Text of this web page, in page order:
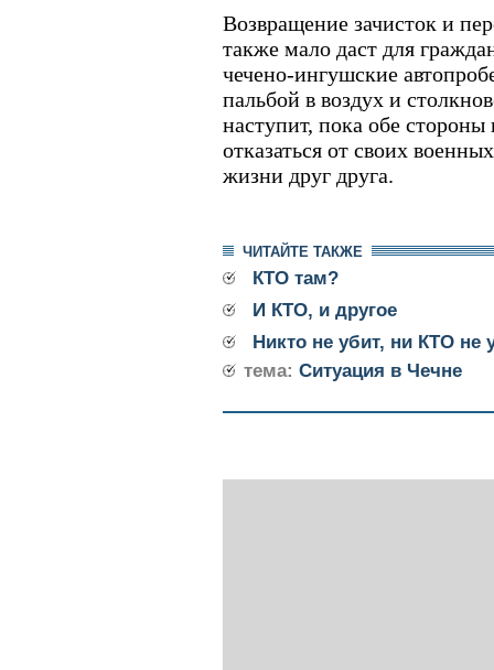
Возвращение зачисток и
также мало даст для
чечено-ингушские
пальбой в воздух и
наступит, пока обе
отказаться от своих
жизни друг друга.
ЧИТАЙТЕ ТАКЖЕ
КТО там?
И КТО, и другое
Никто не убит, ни КТО не
тема: Ситуация в Чечне